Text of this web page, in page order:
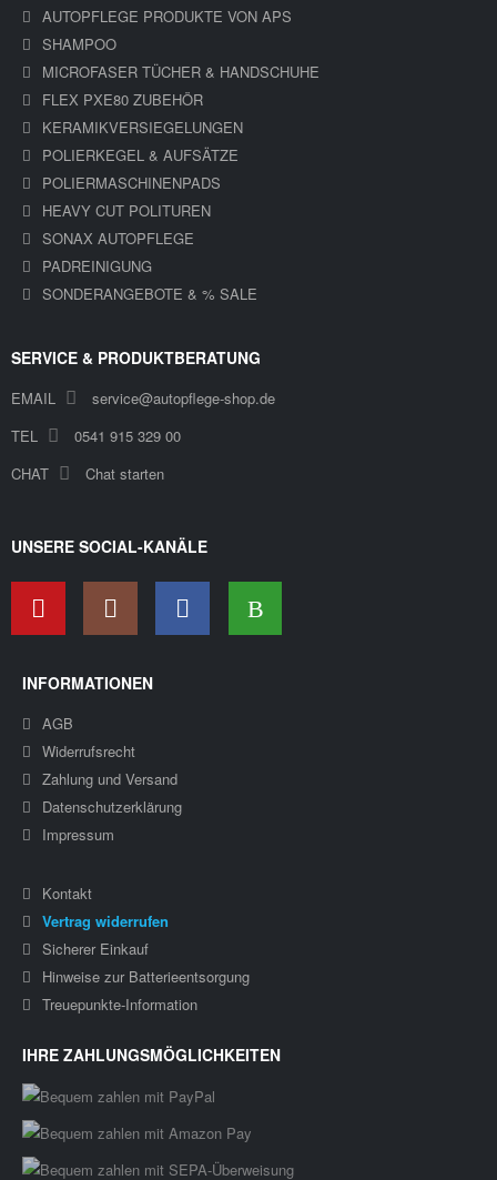
AUTOPFLEGE PRODUKTE VON APS
SHAMPOO
MICROFASER TÜCHER & HANDSCHUHE
FLEX PXE80 ZUBEHÖR
KERAMIKVERSIEGELUNGEN
POLIERKEGEL & AUFSÄTZE
POLIERMASCHINENPADS
HEAVY CUT POLITUREN
SONAX AUTOPFLEGE
PADREINIGUNG
SONDERANGEBOTE & % SALE
SERVICE & PRODUKTBERATUNG
EMAIL
service@autopflege-shop.de
TEL
0541 915 329 00
CHAT
Chat starten
UNSERE SOCIAL-KANÄLE
INFORMATIONEN
AGB
Widerrufsrecht
Zahlung und Versand
Datenschutzerklärung
Impressum
Kontakt
Vertrag widerrufen
Sicherer Einkauf
Hinweise zur Batterieentsorgung
Treuepunkte-Information
IHRE ZAHLUNGSMÖGLICHKEITEN